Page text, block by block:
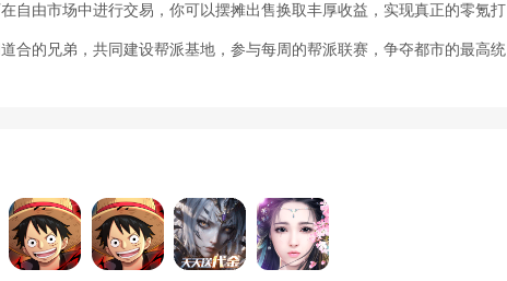
自由市场中进行交易，你可以摆摊出售换取丰厚收益，实现真正的零氪打
合的兄弟，共同建设帮派基地，参与每周的帮派联赛，争夺都市的最高统